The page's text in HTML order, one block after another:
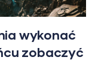
wykonać
zobaczyć